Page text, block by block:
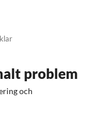
problem
och